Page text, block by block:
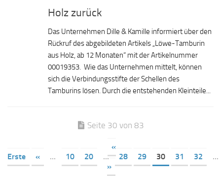
Holz zurück
Das Unternehmen Dille & Kamille informiert über den
Rückruf des abgebildeten Artikels „Löwe-Tamburin
aus Holz, ab 12 Monaten“ mit der Artikelnummer
00019353. Wie das Unternehmen mittelt, können
sich die Verbindungsstifte der Schellen des
Tamburins lösen. Durch die entstehenden Kleinteile...
Seite 30 von 83
«
Erste
« ... 10 20 ... 28 29 30 31 32
...
»